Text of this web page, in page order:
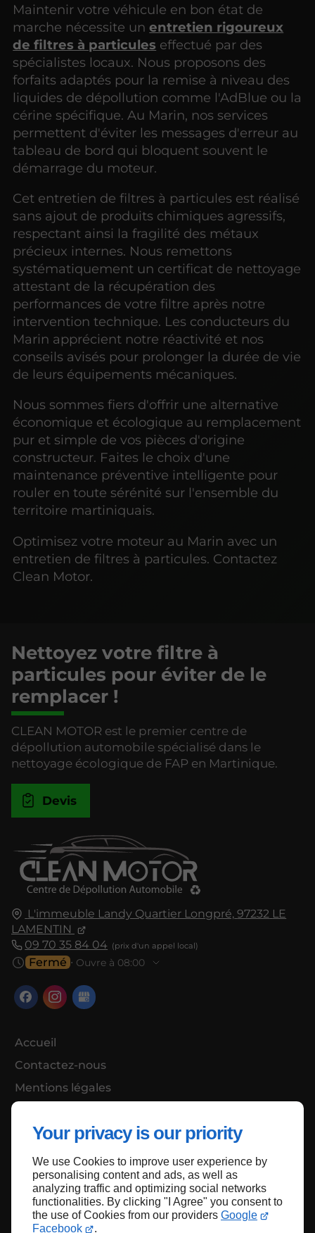
Your privacy is our priority
We use Cookies to improve user experience by
personalising content and ads, as well as
analyzing traffic and optimizing social networks
functionalities. By clicking "I Agree" you consent to
the use of Cookies from our providers Google
Facebook
.
Maintenir votre véhicule en bon état de
marche nécessite unentretien rigoureux
de filtres à particules effectué par des
spécialistes locaux. Nous proposons des
forfaits adaptés pour la remise à niveau des
liquides de dépollution comme l'AdBlue ou la
cérine spécifique. Au Marin, nos services
permettent d'éviter les messages d'erreur au
tableau de bord qui bloquent souvent le
démarrage du moteur.
Cet entretien de filtres à particules est réalisé
sans ajout de produits chimiques agressifs,
respectant ainsi la fragilité des métaux
précieux internes. Nous remettons
systématiquement un certificat de nettoyage
attestant de la récupération des
performances de votre filtre après notre
intervention technique. Les conducteurs du
Marin apprécient notre réactivité et nos
conseils avisés pour prolonger la durée de vie
de leurs équipements mécaniques.
Nous sommes fiers d'offrir une alternative
économique et écologique au remplacement
pur et simple de vos pièces d'origine
constructeur. Faites le choix d'une
maintenance préventive intelligente pour
rouler en toute sérénité sur l'ensemble du
territoire martiniquais.
Optimisez votre moteur au Marin avec un
entretien de filtres à particules. Contactez
Clean Motor.
L'immeuble Landy Quartier Longpré, 97232 LE
LAMENTIN
09 70 35 84 04
Fermé ⋅ Ouvre à 08:00
Accueil
Contactez-nous
Mentions légales
Nettoyez votre filtre à
particules pour éviter de le
remplacer !
CLEAN MOTOR est le premier centre de
dépollution automobile spécialisé dans le
nettoyage écologique de FAP en Martinique.
Devis
Haut de page